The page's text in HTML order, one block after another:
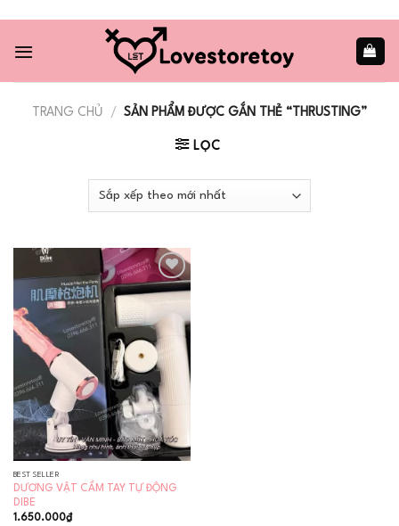
content
TRANG CHỦ / SẢN PHẨM ĐƯỢC GẮN THẺ “THRUSTING”
LỌC
Add to
wishlist
BEST SELLER
DƯƠNG VẬT CẦM TAY TỰ ĐỘNG
DIBE
1.650.000₫